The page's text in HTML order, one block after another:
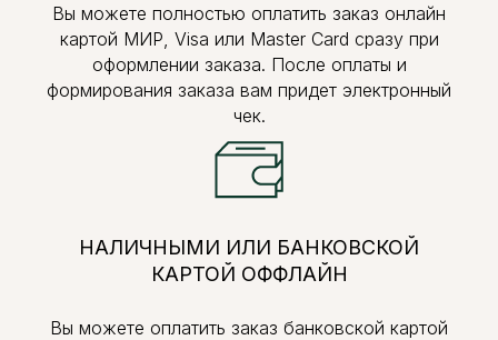
Вы можете полностью оплатить заказ онлайн
картой МИР, Visa или Master Card сразу при
оформлении заказа. После оплаты и
формирования заказа вам придет электронный
чек.
НАЛИЧНЫМИ ИЛИ БАНКОВСКОЙ
КАРТОЙ ОФФЛАЙН
Вы можете оплатить заказ банковской картой